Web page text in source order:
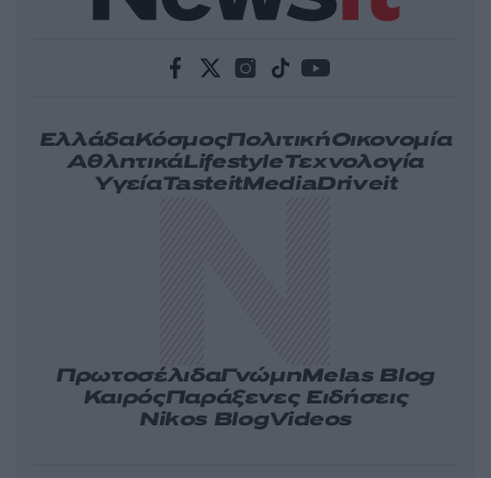
ΕλλάδαΚόσμοςΠολιτικήΟικονομία
ΑθλητικάLifestyleΤεχνολογία
ΥγείαTasteitMediaDriveit
ΠρωτοσέλιδαΓνώμηMelas Blog
ΚαιρόςΠαράξενες Ειδήσεις
Nikos BlogVideos